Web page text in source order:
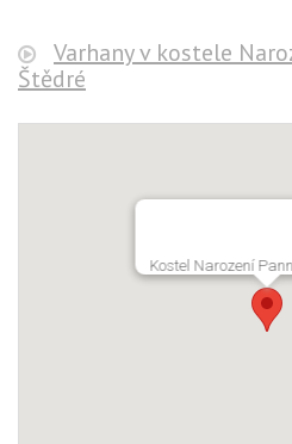
Varhany v kostele
Štědré
Kostel Narození